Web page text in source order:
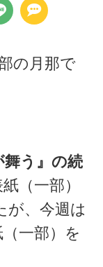
の月那で
舞う』の続
（一部）
が、今週は
一部）を